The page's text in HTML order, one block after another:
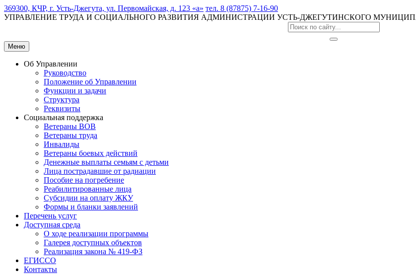
369300, КЧР, г. Усть-Джегута, ул. Первомайская, д. 123 «а» тел. 8 (87875) 7-16-90
УПРАВЛЕНИЕ ТРУДА И СОЦИАЛЬНОГО РАЗВИТИЯ АДМИНИСТРАЦИИ УСТЬ-ДЖЕГУТИНСКОГО
Меню
Об Управлении
Руководство
Положение об Управлении
Функции и задачи
Структура
Реквизиты
Социальная поддержка
Ветераны ВОВ
Ветераны труда
Инвалиды
Ветераны боевых действий
Денежные выплаты семьям с детьми
Лица пострадавшие от радиации
Пособие на погребение
Реабилитированные лица
Субсидии на оплату ЖКУ
Формы и бланки заявлений
Перечень услуг
Доступная среда
О ходе реализации программы
Галерея доступных объектов
Реализация закона № 419-ФЗ
ЕГИСCО
Контакты